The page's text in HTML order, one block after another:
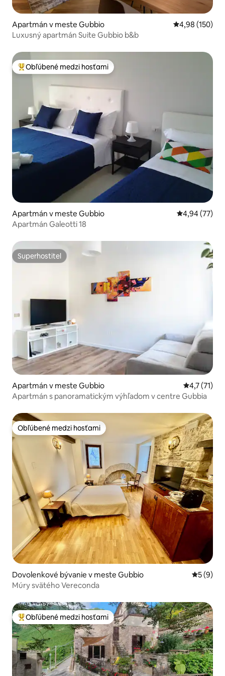
Apartmán v meste Gubbio Priemerné
4,98 (150)
Luxusný apartmán Suite Gubbio b&b
Najobľúbenejšie medzi hosťami
Obľúbené medzi hosťami
Apartmán v meste Gubbio Priemerné
4,94 (77)
Apartmán Galeotti 18
Superhostiteľ
Superhostiteľ
Apartmán v meste Gubbio Priemerné
4,7 (71)
Apartmán s panoramatickým výhľadom v centre Gubbia
Obľúbené medzi hosťami
Obľúbené medzi hosťami
Dovolenkové bývanie v meste Gubbio
5 (9)
Múry svätého Vereconda
Najobľúbenejšie medzi hosťami
Obľúbené medzi hosťami